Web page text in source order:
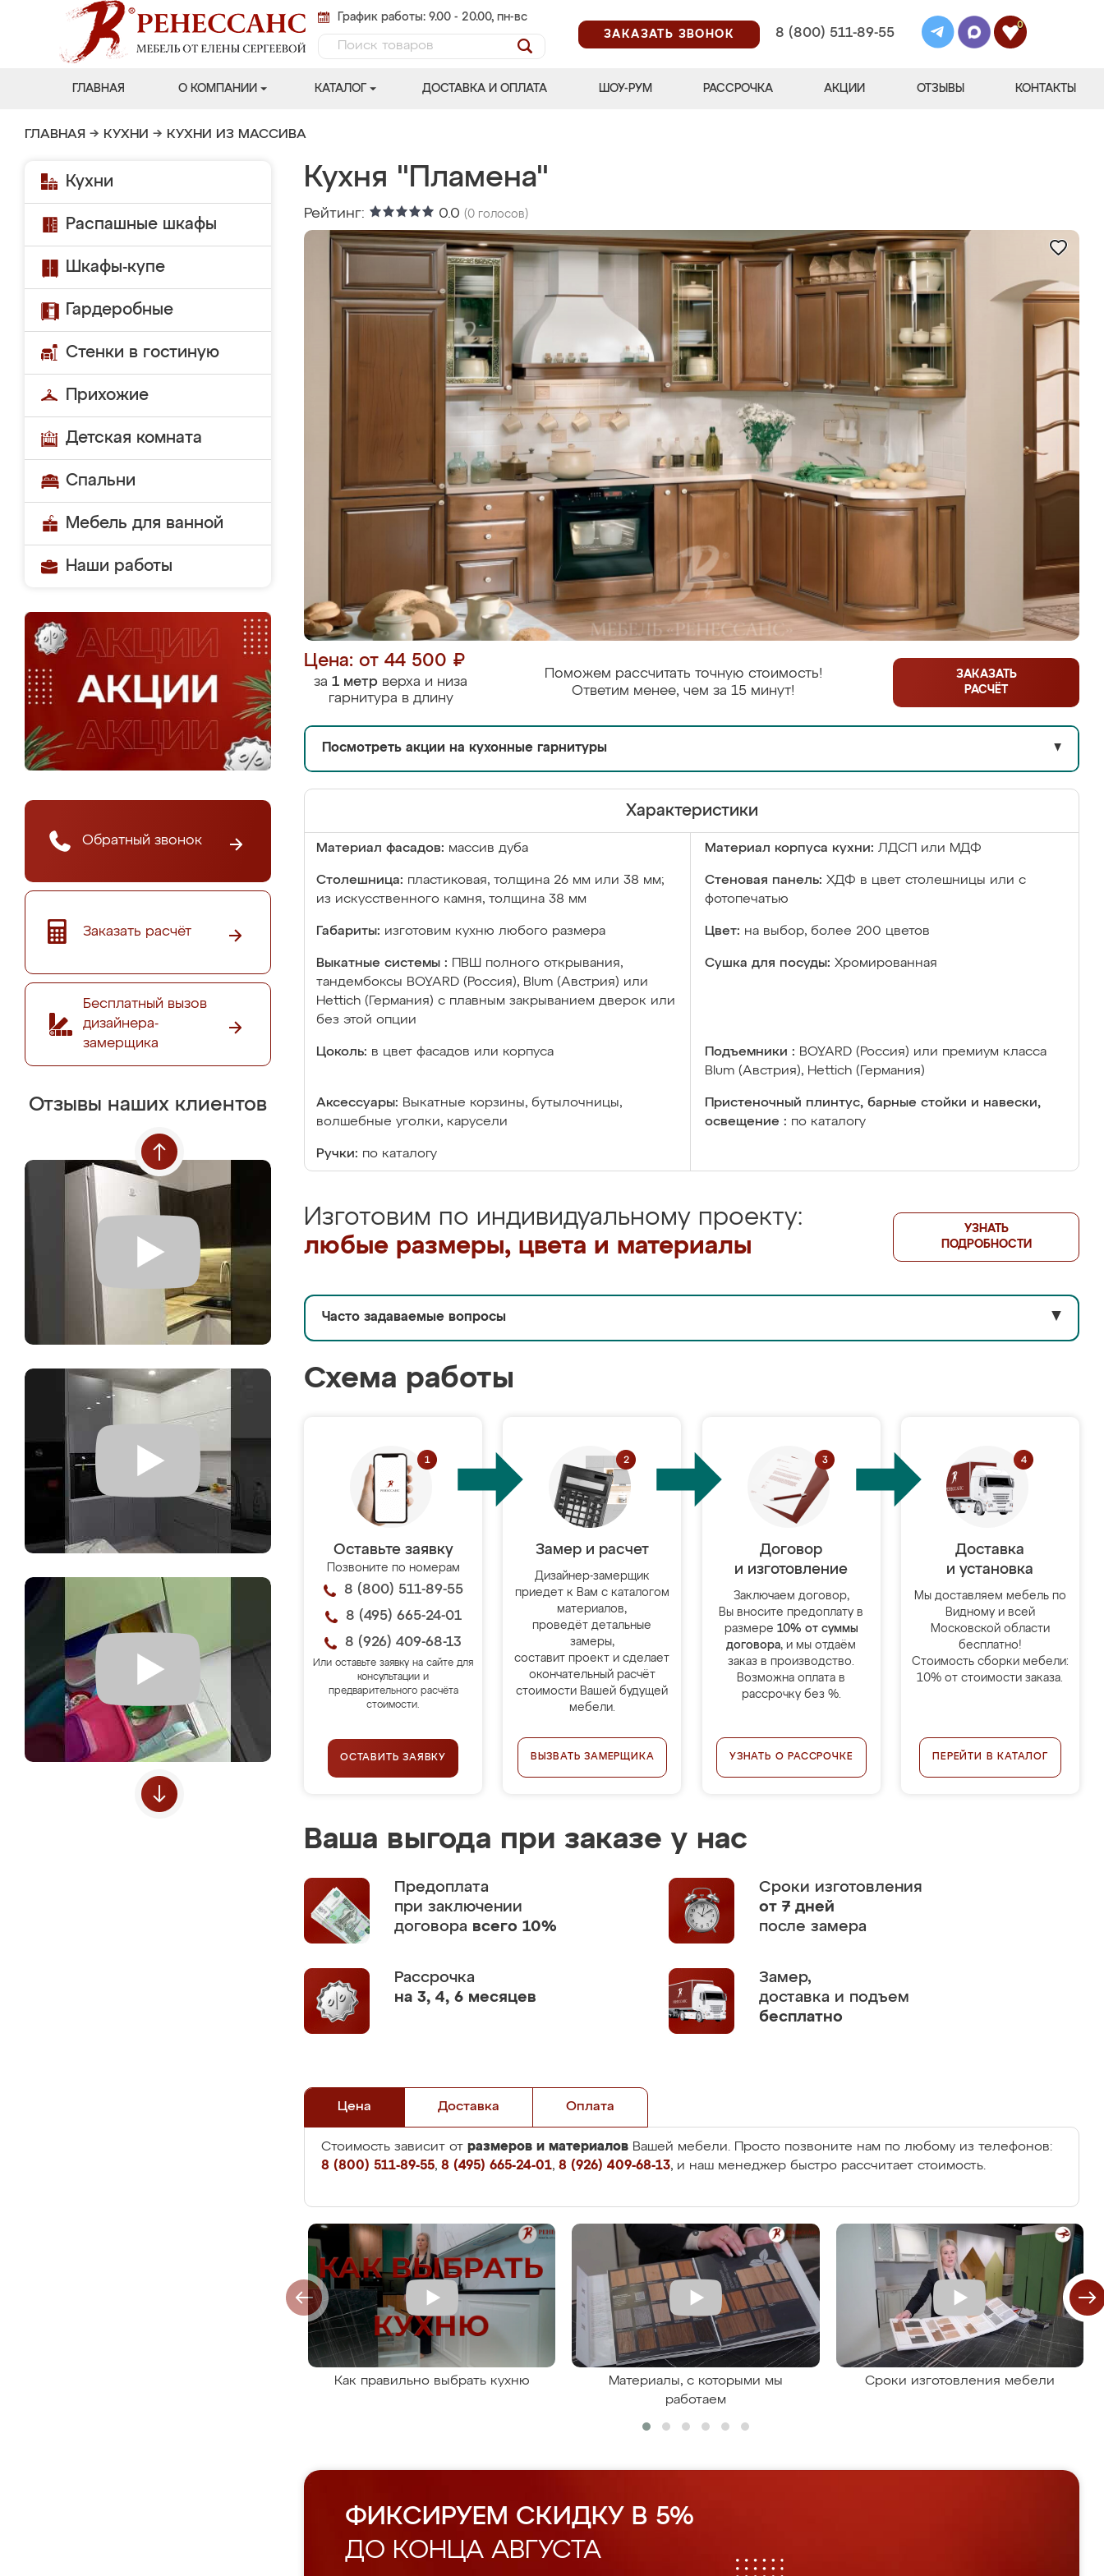
График работы: 9.00 - 20.00, пн-вс
ЗАКАЗАТЬ ЗВОНОК
8 (800) 511-89-55
0
ГЛАВНАЯ О КОМПАНИИ КАТАЛОГ ДОСТАВКА И ОПЛАТА ШОУ-РУМ РАССРОЧКА АКЦИИ ОТЗЫВЫ КОНТАКТЫ
ГЛАВНАЯ → КУХНИ → КУХНИ ИЗ МАССИВА
Кухни
Распашные шкафы
Шкафы-купе
Гардеробные
Стенки в гостиную
Прихожие
Детская комната
Спальни
Мебель для ванной
Наши работы
Обратный звонок
Заказать расчёт
Бесплатный вызов
дизайнера-
замерщика
Отзывы наших клиентов
Кухня "Пламена"
Рейтинг: 0.0 (0 голосов)
Цена: от 44 500 ₽
за 1 метр верха и низа
гарнитура в длину
Поможем рассчитать точную стоимость!
Ответим менее, чем за 15 минут!
ЗАКАЗАТЬ
РАСЧЁТ
Посмотреть акции на кухонные гарнитуры ▼
Характеристики
Материал фасадов: массив дуба Материал корпуса кухни: ЛДСП или МДФ
Столешница: пластиковая, толщина 26 мм или 38 мм;
из искусственного камня, толщина 38 мм
Стеновая панель: ХДФ в цвет столешницы или с
фотопечатью
Габариты: изготовим кухню любого размера Цвет: на выбор, более 200 цветов
Выкатные системы :
ПВШ полного открывания,
тандембоксы BOYARD (Россия), Blum (Австрия) или
Hettich (Германия) с плавным закрыванием дверок или
без этой опции
Сушка для посуды: Хромированная
Цоколь: в цвет фасадов или корпуса Подъемники : BOYARD (Россия) или премиум класса
Blum (Австрия), Hettich (Германия)
Аксессуары: Выкатные корзины, бутылочницы,
волшебные уголки, карусели
Пристеночный плинтус, барные стойки и навески,
освещение : по каталогу
Ручки: по каталогу
Изготовим по индивидуальному проекту:
любые размеры, цвета и материалы
УЗНАТЬ
ПОДРОБНОСТИ
Часто задаваемые вопросы ▼
Схема работы
Оставьте заявку
Позвоните по номерам
8 (800) 511-89-55
8 (495) 665-24-01
8 (926) 409-68-13
Или оставьте заявку на сайте для
консультации и
предварительного расчёта
стоимости.
ОСТАВИТЬ ЗАЯВКУ
Замер и расчет
Дизайнер-замерщик
приедет к Вам с каталогом
материалов,
проведёт детальные
замеры,
составит проект и сделает
окончательный расчёт
стоимости Вашей будущей
мебели.
ВЫЗВАТЬ ЗАМЕРЩИКА
Договор
и изготовление
Заключаем договор,
Вы вносите предоплату в
размере 10% от суммы
договора, и мы отдаём
заказ в производство.
Возможна оплата в
рассрочку без %.
УЗНАТЬ О РАССРОЧКЕ
Доставка
и установка
Мы доставляем мебель по
Видному и всей
Московской области
бесплатно!
Стоимость сборки мебели:
10% от стоимости заказа.
ПЕРЕЙТИ В КАТАЛОГ
Ваша выгода при заказе у нас
Предоплата
при заключении
договора всего 10%
Сроки изготовления
от 7 дней
после замера
Рассрочка
на 3, 4, 6 месяцев
Замер,
доставка и подъем
бесплатно
Цена Доставка Оплата
Стоимость зависит от размеров и материалов Вашей мебели. Просто позвоните нам по любому из телефонов:
8 (800) 511-89-55, 8 (495) 665-24-01, 8 (926) 409-68-13, и наш менеджер быстро рассчитает стоимость.
Как правильно выбрать кухню
Материалы, с которыми мы
работаем
Сроки изготовления мебели
ФИКСИРУЕМ СКИДКУ В 5%
ДО КОНЦА АВГУСТА